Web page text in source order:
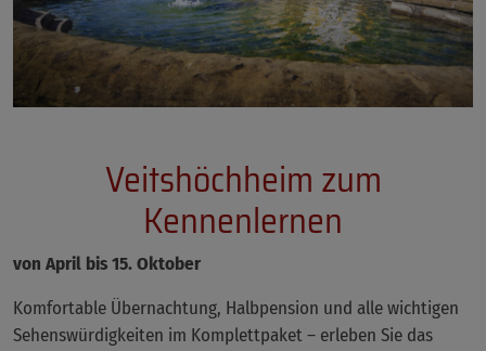
Veitshöchheim zum
Kennenlernen
von April bis 15. Oktober
Komfortable Übernachtung, Halbpension und alle wichtigen
Sehenswürdigkeiten im Komplettpaket – erleben Sie das